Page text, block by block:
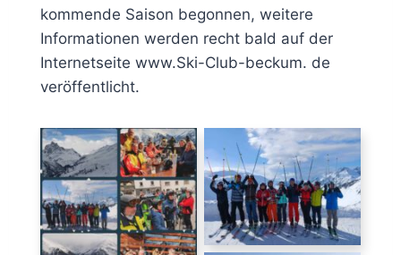
kommende Saison begonnen, weitere
Informationen werden recht bald auf der
Internetseite www.Ski-Club-beckum. de
veröffentlicht.